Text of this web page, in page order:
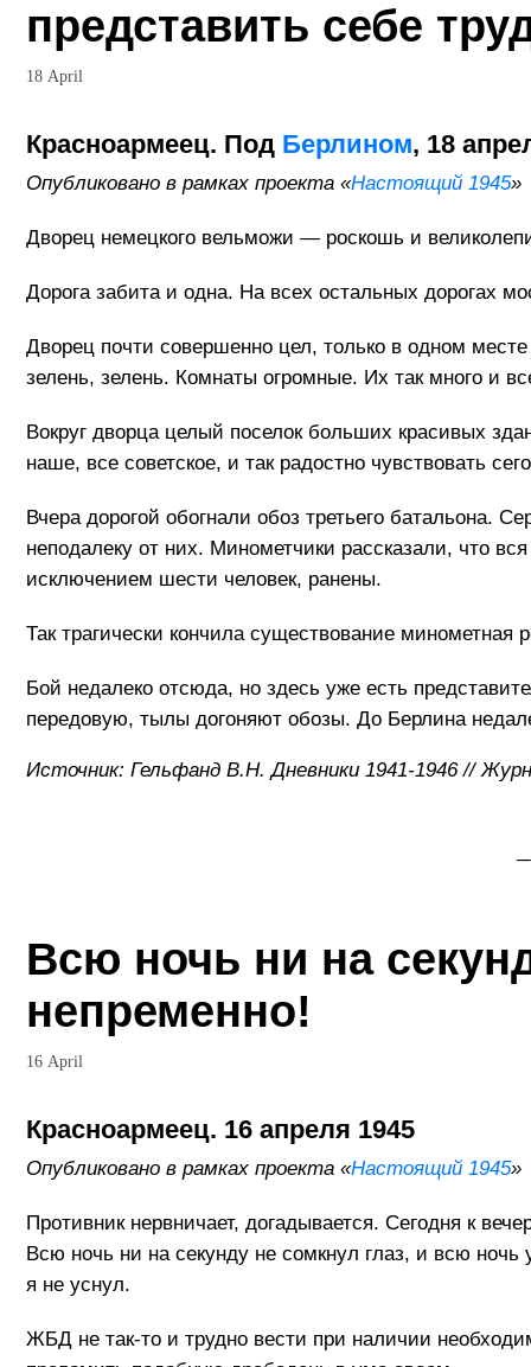
представить себе
18 April
Красноармеец. Под Берлином, 18
Опубликовано в рамках проекта «Настоящий 1945»
Дворец немецкого вельможи — роскошь и
Дорога забита и одна. На всех остальных дорогах
Дворец почти совершенно цел, только в одном
зелень, зелень. Комнаты огромные. Их так много и
Вокруг дворца целый поселок больших красивых
наше, все советское, и так радостно чувствовать
Вчера дорогой обогнали обоз третьего батальона.
неподалеку от них. Минометчики рассказали, что
исключением шести человек, ранены.
Так трагически кончила существование
Бой недалеко отсюда, но здесь уже есть
передовую, тылы догоняют обозы. До Берлина
Источник: Гельфанд В.Н. Дневники 1941-1946 //
Всю ночь ни на
непременно!
16 April
Красноармеец. 16 апреля 1945
Опубликовано в рамках проекта «Настоящий 1945»
Противник нервничает, догадывается. Сегодня к
Всю ночь ни на секунду не сомкнул глаз, и всю
я не уснул.
ЖБД не так-то и трудно вести при наличии